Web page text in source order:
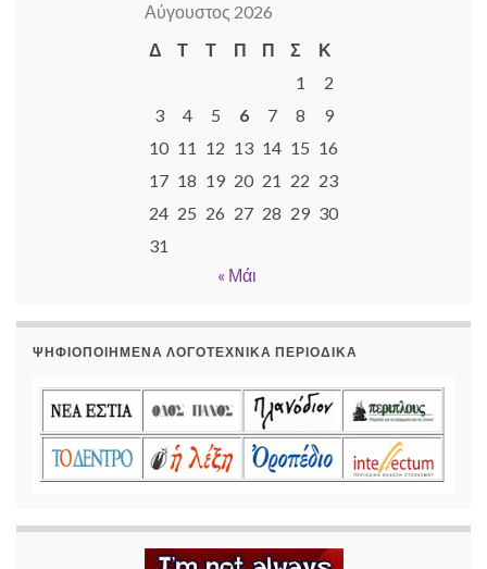
Αύγουστος 2026
Δ
Τ Τ Π Π Σ
Κ
1
2
3
4 5 6 7 8
9
10 11 12 13 14 15 16
17 18 19 20 21 22 23
24 25 26 27 28 29 30
31
« Μάι
ΨΗΦΙΟΠΟΙΗΜΈΝΑ ΛΟΓΟΤΕΧΝΙΚΆ ΠΕΡΙΟΔΙΚΆ